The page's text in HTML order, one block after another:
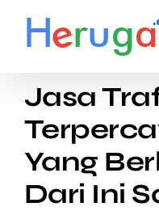
Jasa
Yang
Dari Ini